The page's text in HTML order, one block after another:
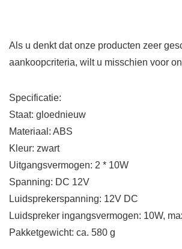
Als u denkt dat onze producten zeer
aankoopcriteria, wilt u misschien voor
Specificatie:
Staat: gloednieuw
Materiaal: ABS
Kleur: zwart
Uitgangsvermogen: 2 * 10W
Spanning: DC 12V
Luidsprekerspanning: 12V DC
Luidspreker ingangsvermogen: 10W,
Pakketgewicht: ca. 580 g